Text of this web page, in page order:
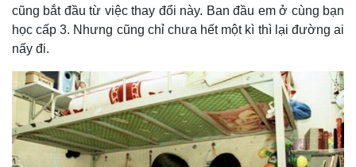
cũng bắt đầu từ việc thay đổi này. Ban đầu em ở cùng bạn
học cấp 3. Nhưng cũng chỉ chưa hết một kì thì lại đường ai
nấy đi.